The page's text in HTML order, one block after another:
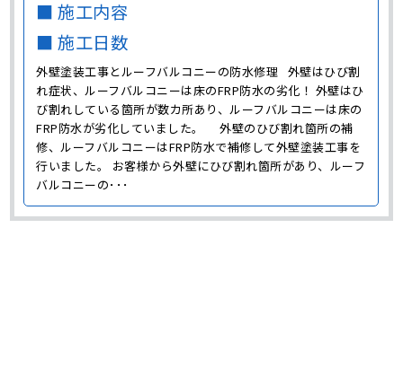
■ 施工内容
■ 施工日数
外壁塗装工事とルーフバルコニーの防水修理 外壁はひび割
れ症状、ルーフバルコニーは床のFRP防水の劣化！ 外壁はひ
び割れしている箇所が数カ所あり、ルーフバルコニーは床の
FRP防水が劣化していました。 外壁のひび割れ箇所の補
修、ルーフバルコニーはFRP防水で補修して外壁塗装工事を
行いました。 お客様から外壁にひび割れ箇所があり、ルーフ
バルコニーの･･･